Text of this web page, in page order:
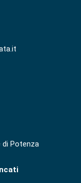
di Potenza